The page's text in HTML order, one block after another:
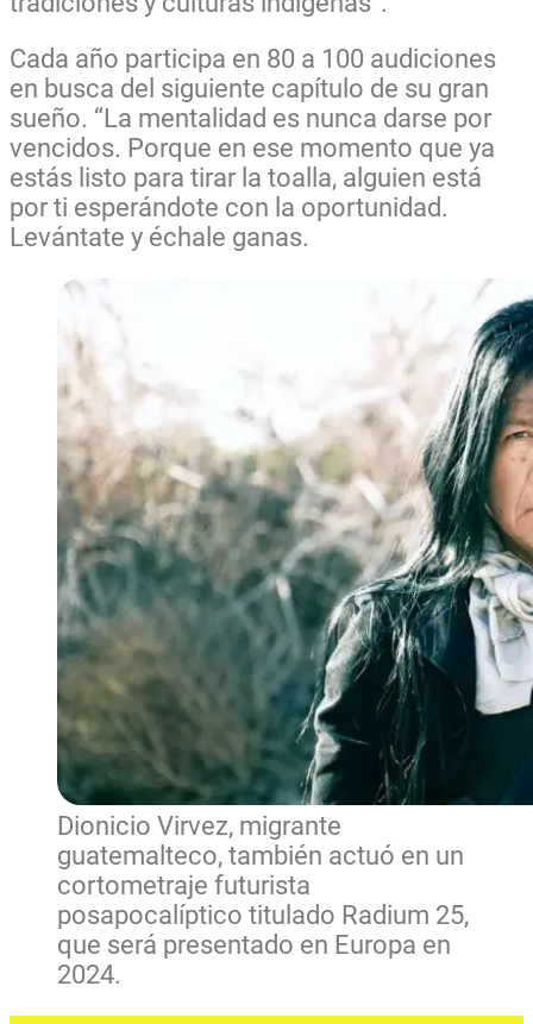
Cada año participa en 80 a 100 audiciones
en busca del siguiente capítulo de su gran
sueño. “La mentalidad es nunca darse por
vencidos. Porque en ese momento que ya
estás listo para tirar la toalla, alguien está
por ti esperándote con la oportunidad.
Levántate y échale ganas.
Dionicio Virvez, migrante
guatemalteco, también actuó en un
cortometraje futurista
posapocalíptico titulado Radium 25,
que será presentado en Europa en
2024.